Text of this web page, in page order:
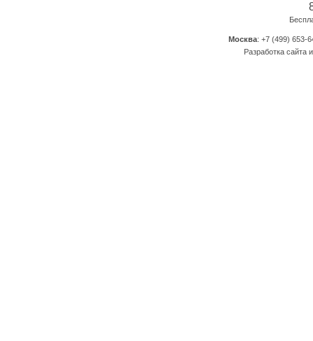
Москва: +7 (499) 653-
Разработка сайта